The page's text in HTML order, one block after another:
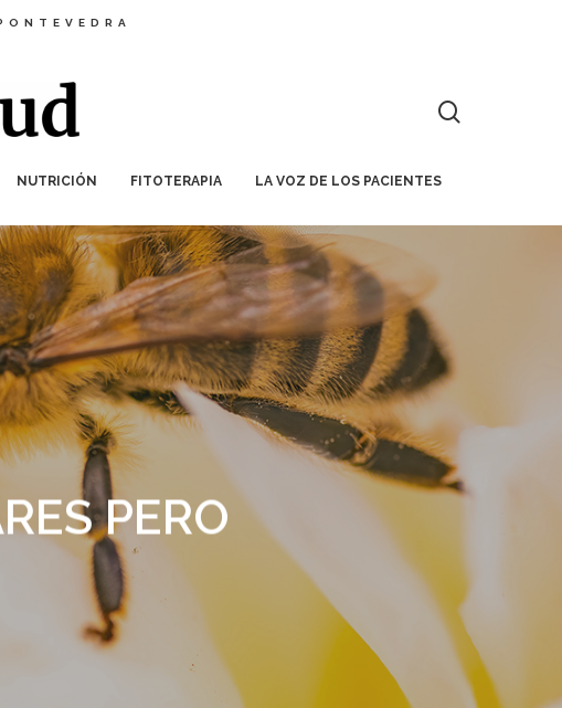
NUTRICIÓN FITOTERAPIA LA VOZ DE LOS PACIENTES
PERO